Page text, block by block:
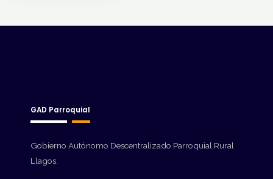
GAD Parroquial
Gobierno Autónomo Descentralizado Parroquial Rural
Llagos.